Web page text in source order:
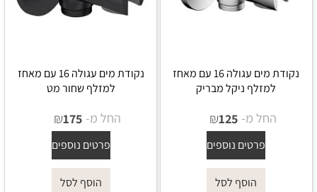
נקודת מים עגולה 16 עם מאחז
למזלף ניקל מבריק
החל מ- ₪125
פרטים נוספים
הוסף לסל
נקודת מים עגולה 16 עם מאחז
למזלף שחור מט
החל מ- ₪175
פרטים נוספים
הוסף לסל